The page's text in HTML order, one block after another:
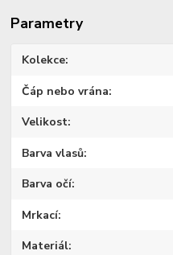
Parametry
Kolekce
Čáp nebo vrána
Velikost
Barva vlasů
Barva očí
Mrkací
Materiál